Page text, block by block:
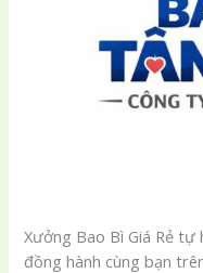
Xưởng Bao Bì Giá Rẻ
đồng hành cùng bạn